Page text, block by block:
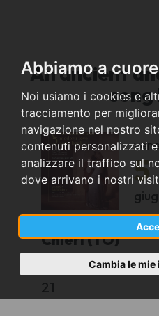
Abbiamo a
Noi usiamo i cookies e
tracciamento per
navigazione nel nostro
contenuti personalizzati
analizzare il traffico sul
dove arrivano i nostri
Cambia le
An ancient
5
Chieri (TO)
Chiesa di San Filippo
21